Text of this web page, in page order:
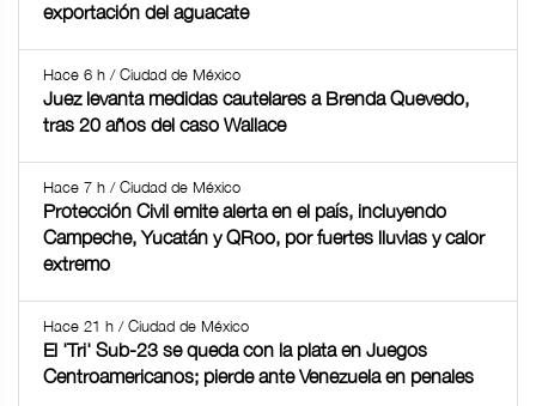
exportación del aguacate
Hace 6 h / Ciudad de México
Juez levanta medidas cautelares a Brenda Quevedo,
tras 20 años del caso Wallace
Hace 7 h / Ciudad de México
Protección Civil emite alerta en el país, incluyendo
Campeche, Yucatán y QRoo, por fuertes lluvias y calor
extremo
Hace 21 h / Ciudad de México
El 'Tri' Sub-23 se queda con la plata en Juegos
Centroamericanos; pierde ante Venezuela en penales